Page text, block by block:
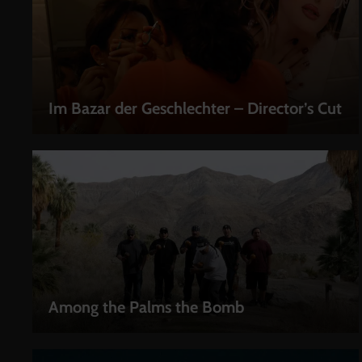
Im Bazar der Geschlechter – Director’s Cut
LEIHEN
Among the Palms the Bomb
LEIHEN